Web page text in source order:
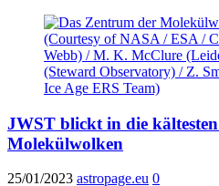
JWST blickt in die
Molekülwolken
25/01/2023 astropage.eu 0